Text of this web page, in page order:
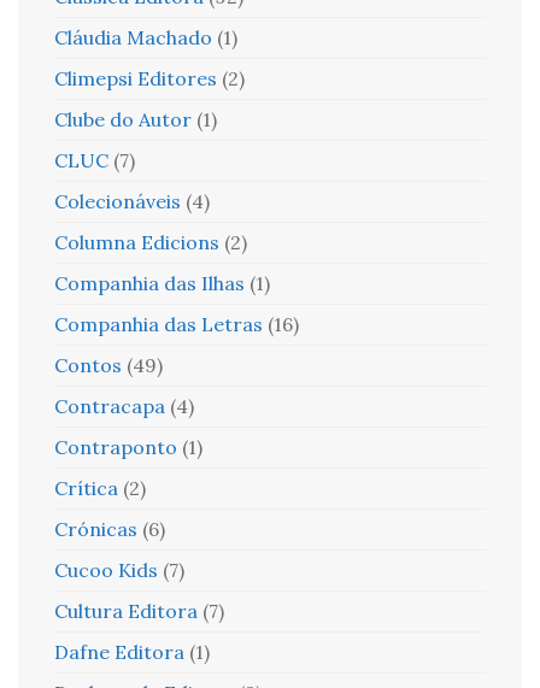
Cláudia Machado (1)
Climepsi Editores (2)
Clube do Autor (1)
CLUC (7)
Colecionáveis (4)
Columna Edicions (2)
Companhia das Ilhas (1)
Companhia das Letras (16)
Contos (49)
Contracapa (4)
Contraponto (1)
Crítica (2)
Crónicas (6)
Cucoo Kids (7)
Cultura Editora (7)
Dafne Editora (1)